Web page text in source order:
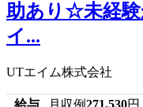
助あり☆未経験
イ...
UTエイム株式会社
給与 月収例271,530円